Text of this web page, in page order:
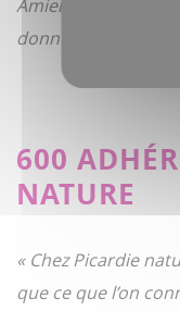
Amiens Métropole
données »
, illustre
600
NATURE
« Chez Picardie
que ce que l’on